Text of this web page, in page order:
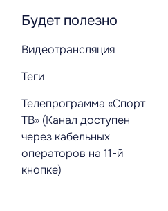
Будет полезно
Видеотрансляция
Теги
Телепрограмма «Спорт
ТВ» (Канал доступен
через кабельных
операторов на 11-й
кнопке)